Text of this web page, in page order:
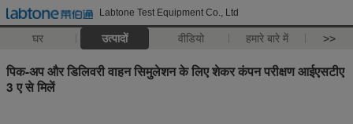
Labtone Test Equipment Co., Ltd
घर उत्पादों वीडियो हमारे बारे में >>
पिक-अप और डिलिवरी वाहन सिमुलेशन के लिए शेकर कंपन परीक्षण आईएसटीए
3 ए से मिलें